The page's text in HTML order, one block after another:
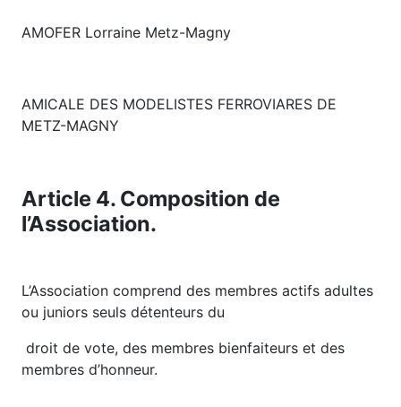
AMOFER Lorraine Metz-Magny
AMICALE DES MODELISTES FERROVIARES DE
METZ-MAGNY
Article 4. Composition de
l’Association.
L’Association comprend des membres actifs adultes
ou juniors seuls détenteurs du
droit de vote, des membres bienfaiteurs et des
membres d’honneur.